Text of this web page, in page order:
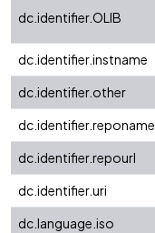
dc.identifier.OLIB
dc.identifier.instname
dc.identifier.other
dc.identifier.reponame
dc.identifier.repourl
dc.identifier.uri
dc.language.iso